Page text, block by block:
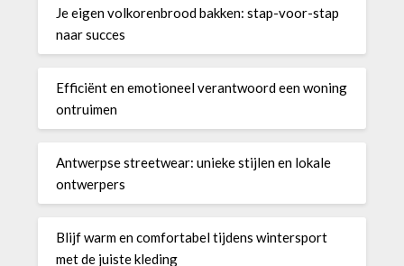
Je eigen volkorenbrood bakken: stap-voor-stap
naar succes
Efficiënt en emotioneel verantwoord een woning
ontruimen
Antwerpse streetwear: unieke stijlen en lokale
ontwerpers
Blijf warm en comfortabel tijdens wintersport
met de juiste kleding